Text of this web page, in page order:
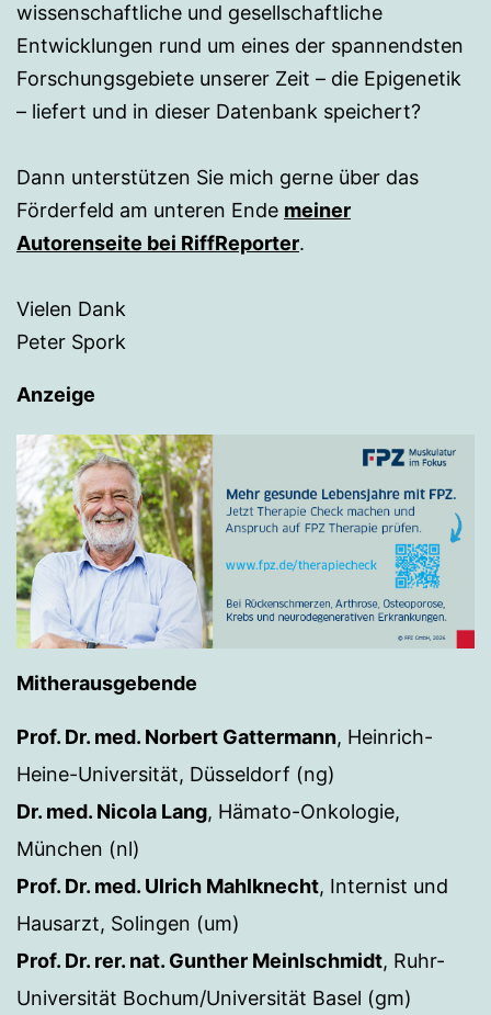
wissenschaftliche und gesellschaftliche
Entwicklungen rund um eines der spannendsten
Forschungsgebiete unserer Zeit – die Epigenetik
– liefert und in dieser Datenbank speichert?
Dann unterstützen Sie mich gerne über das
Förderfeld am unteren Ende meiner
Autorenseite bei RiffReporter.
Vielen Dank
Peter Spork
Anzeige
Mitherausgebende
Prof. Dr. med. Norbert Gattermann, Heinrich-
Heine-Universität, Düsseldorf (ng)
Dr. med. Nicola Lang, Hämato-Onkologie,
München (nl)
Prof. Dr. med. Ulrich Mahlknecht, Internist und
Hausarzt, Solingen (um)
Prof. Dr. rer. nat. Gunther Meinlschmidt, Ruhr-
Universität Bochum/Universität Basel (gm)